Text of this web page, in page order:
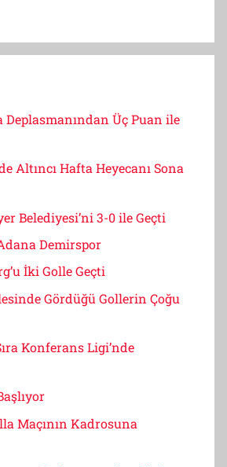
Deplasmanından Üç Puan ile
Altıncı Hafta Heyecanı Sona
Belediyesi’ni 3-0 ile Geçti
Demirspor
İki Golle Geçti
Gördüğü Gollerin Çoğu
Konferans Ligi’nde
Maçının Kadrosuna